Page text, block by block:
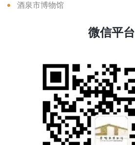
酒泉市博物馆
微信平台